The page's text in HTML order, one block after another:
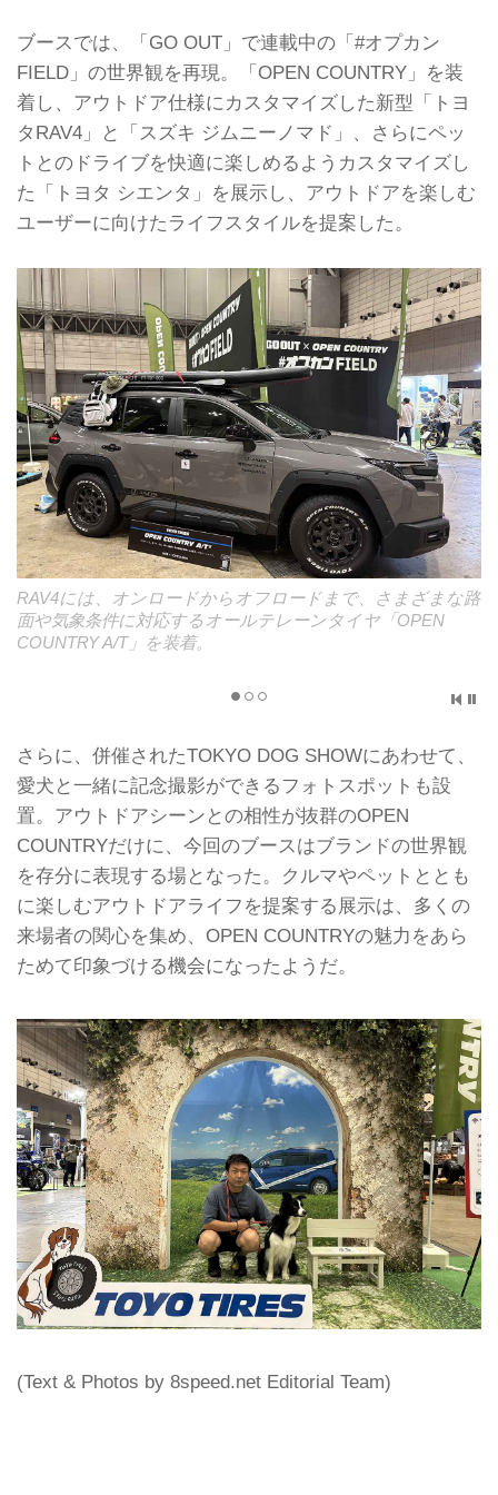
ブースでは、「GO OUT」で連載中の「#オプカン
FIELD」の世界観を再現。「OPEN COUNTRY」を装
着し、アウトドア仕様にカスタマイズした新型「トヨ
タRAV4」と「スズキ ジムニーノマド」、さらにペッ
トとのドライブを快適に楽しめるようカスタマイズし
た「トヨタ シエンタ」を展示し、アウトドアを楽しむ
ユーザーに向けたライフスタイルを提案した。
RAV4には、オンロードからオフロードまで、さまざまな路
面や気象条件に対応するオールテレーンタイヤ「OPEN
COUNTRY A/T」を装着。
さらに、併催されたTOKYO DOG SHOWにあわせて、
愛犬と一緒に記念撮影ができるフォトスポットも設
置。アウトドアシーンとの相性が抜群のOPEN
COUNTRYだけに、今回のブースはブランドの世界観
を存分に表現する場となった。クルマやペットととも
に楽しむアウトドアライフを提案する展示は、多くの
来場者の関心を集め、OPEN COUNTRYの魅力をあら
ためて印象づける機会になったようだ。
(Text & Photos by 8speed.net Editorial Team)